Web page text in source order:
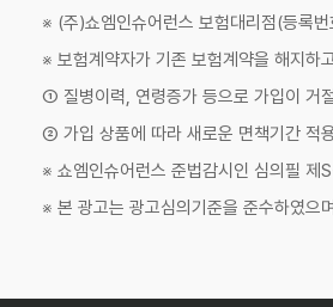
※ (주)쇼엠인슈어런스 보험대리점(등록
※ 보험계약자가 기존 보험계약을 해지하
① 질병이력, 연령증가 등으로 가입이 거
② 가입 상품에 따라 새로운 면책기간 적
※ 쇼엠인슈어런스 준법감시인 심의필
※ 본 광고는 광고심의기준을 준수하였으